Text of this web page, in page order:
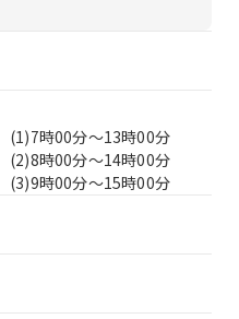
(1)7時00分〜13時00分
(2)8時00分〜14時00分
(3)9時00分〜15時00分